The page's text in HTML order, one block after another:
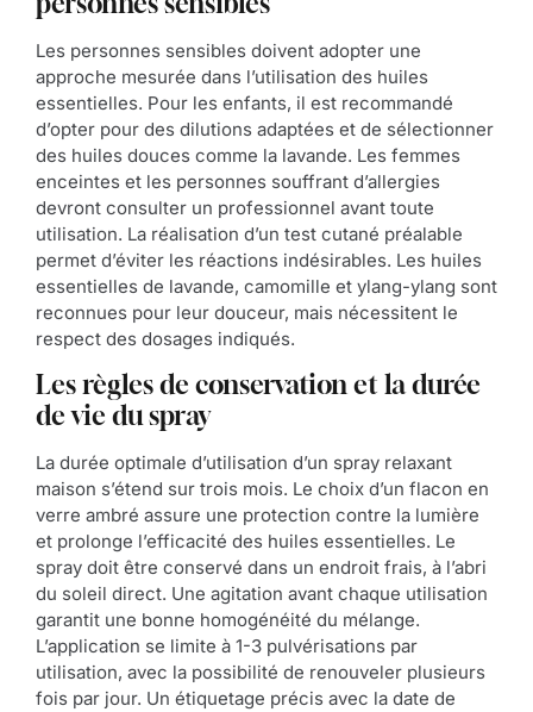
Les personnes sensibles doivent adopter une
approche mesurée dans l’utilisation des huiles
essentielles. Pour les enfants, il est recommandé
d’opter pour des dilutions adaptées et de sélectionner
des huiles douces comme la lavande. Les femmes
enceintes et les personnes souffrant d’allergies
devront consulter un professionnel avant toute
utilisation. La réalisation d’un test cutané préalable
permet d’éviter les réactions indésirables. Les huiles
essentielles de lavande, camomille et ylang-ylang sont
reconnues pour leur douceur, mais nécessitent le
respect des dosages indiqués.
Les règles de conservation et la durée
de vie du spray
La durée optimale d’utilisation d’un spray relaxant
maison s’étend sur trois mois. Le choix d’un flacon en
verre ambré assure une protection contre la lumière
et prolonge l’efficacité des huiles essentielles. Le
spray doit être conservé dans un endroit frais, à l’abri
du soleil direct. Une agitation avant chaque utilisation
garantit une bonne homogénéité du mélange.
L’application se limite à 1-3 pulvérisations par
utilisation, avec la possibilité de renouveler plusieurs
fois par jour. Un étiquetage précis avec la date de